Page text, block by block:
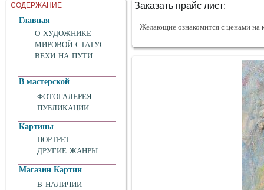
СОДЕРЖАНИЕ
Главная
О ХУДОЖНИКЕ
МИРОВОЙ СТАТУС
ВЕХИ НА ПУТИ
В мастерской
ФОТОГАЛЕРЕЯ
ПУБЛИКАЦИИ
Картины
ПОРТРЕТ
ДРУГИЕ ЖАНРЫ
Магазин Картин
В НАЛИЧИИ
Заказать прайс лист:
Желающие ознакомится с ценами на